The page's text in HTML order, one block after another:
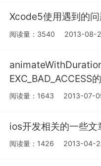
Xcode5使用遇到的
阅读量：3540 2013-08-
EXC_BAD_ACCESS
阅读量：1643 2013-07-
ios开发相关的一些文
阅读量：1426 2013-04-